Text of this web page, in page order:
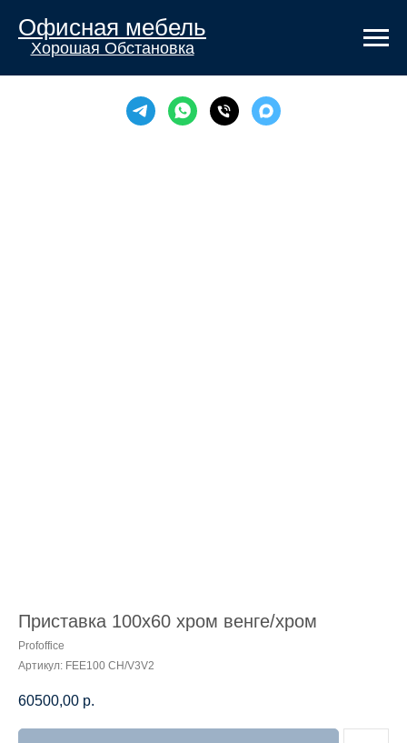
Офисная мебель
Хорошая Обстановка
Приставка 100x60 хром венге/хром
Profoffice
Артикул: FEE100 CH/V3V2
60500,00 р.